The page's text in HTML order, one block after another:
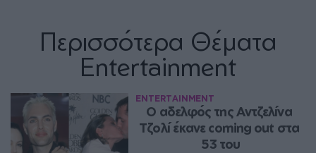
Περισσότερα Θέματα
Entertainment
ENTERTAINMENT
Ο αδελφός της Αντζελίνα
Τζολί έκανε coming out στα
53 του